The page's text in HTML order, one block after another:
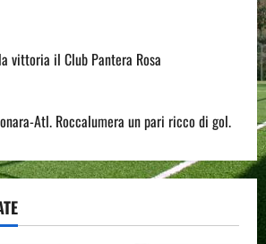
vittoria il Club Pantera Rosa
Atl. Roccalumera un pari ricco di gol.